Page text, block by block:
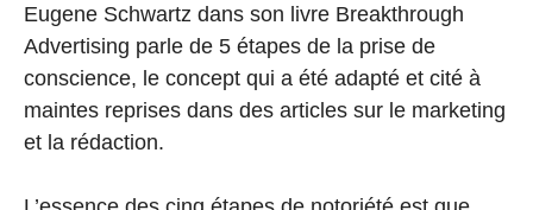
Eugene Schwartz dans son livre Breakthrough
Advertising parle de 5 étapes de la prise de
conscience, le concept qui a été adapté et cité à
maintes reprises dans des articles sur le marketing
et la rédaction.